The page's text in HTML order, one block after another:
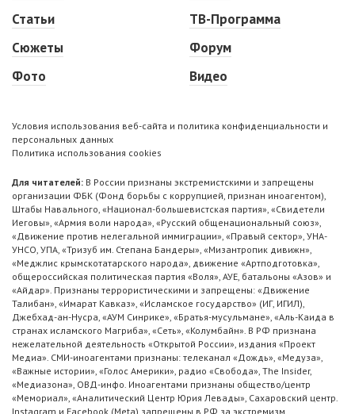
Статьи
Сюжеты
Фото
ТВ-Программа
Форум
Видео
Условия использования веб-сайта и политика конфиденциальности и
персональных данных
Политика использования cookies
Для читателей: В России признаны экстремистскими и запрещены
организации ФБК (Фонд борьбы с коррупцией, признан иноагентом),
Штабы Навального, «Национал-большевистская партия», «Свидетели
Иеговы», «Армия воли народа», «Русский общенациональный союз»,
«Движение против нелегальной иммиграции», «Правый сектор», УНА-
УНСО, УПА, «Тризуб им. Степана Бандеры», «Мизантропик дивижн»,
«Меджлис крымскотатарского народа», движение «Артподготовка»,
общероссийская политическая партия «Воля», АУЕ, батальоны «Азов» и
«Айдар». Признаны террористическими и запрещены: «Движение
Талибан», «Имарат Кавказ», «Исламское государство» (ИГ, ИГИЛ),
Джебхад-ан-Нусра, «АУМ Синрике», «Братья-мусульмане», «Аль-Каида в
странах исламского Магриба», «Сеть», «Колумбайн». В РФ признана
нежелательной деятельность «Открытой России», издания «Проект
Медиа». СМИ-иноагентами признаны: телеканал «Дождь», «Медуза»,
«Важные истории», «Голос Америки», радио «Свобода», The Insider,
«Медиазона», ОВД-инфо. Иноагентами признаны общество/центр
«Мемориал», «Аналитический Центр Юрия Левады», Сахаровский центр.
Instagram и Facebook (Metа) запрещены в РФ за экстремизм.